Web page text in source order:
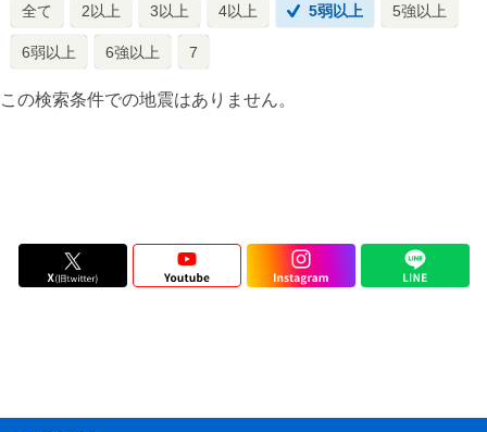
全て 2以上 3以上 4以上 5弱以上 5強以上
6弱以上 6強以上 7
この検索条件での地震はありません。